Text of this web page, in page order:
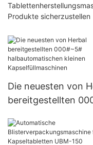
Produkte sicherzustellen
Die neuesten von
bereitgestellten